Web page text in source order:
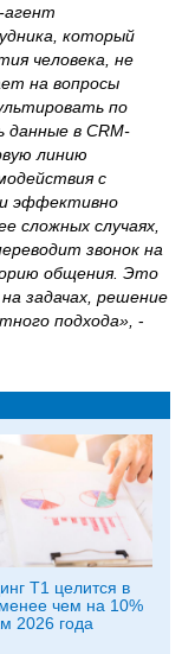
агент
который
человека, не
на вопросы
по
данные в CRM-
линию
с
эффективно
сложных случаях,
звонок на
общения. Это
задачах, решение
подхода», -
Т1 целится в
чем на 10%
2026 года